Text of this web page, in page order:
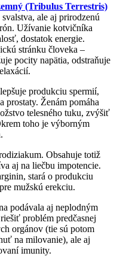
(Tribulus Terrestris)
ale aj prirodzenú
Užívanie kotvičníka
dostatok energie.
stránku človeka –
pocity napätia, odstraňuje
produkciu spermií,
prostaty. Ženám pomáha
telesného tuku, zvýšiť
toho je výborným
Obsahuje totiž
aj na liečbu impotencie.
stará o produkciu
mužskú erekciu.
podávala aj neplodným
problém predčasnej
orgánov (tie sú potom
na milovanie), ale aj
imunity.